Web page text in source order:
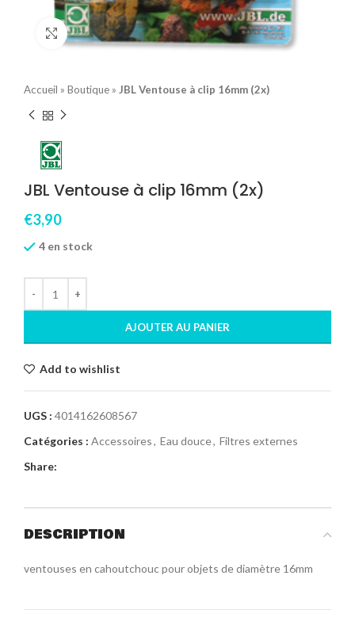
Click to enlarge
Accueil » Boutique » JBL Ventouse à clip 16mm (2x)
JBL Ventouse à clip 16mm (2x)
€3,90
4 en stock
AJOUTER AU PANIER
Add to wishlist
UGS : 4014162608567
Catégories : Accessoires, Eau douce, Filtres externes
Share:
DESCRIPTION
ventouses en cahoutchouc pour objets de diamètre 16mm